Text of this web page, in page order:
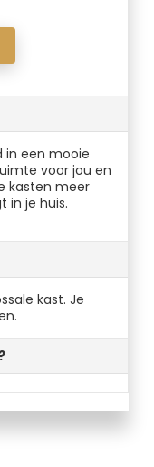
in een mooie
voor jou en
kasten meer
in je huis.
kast. Je